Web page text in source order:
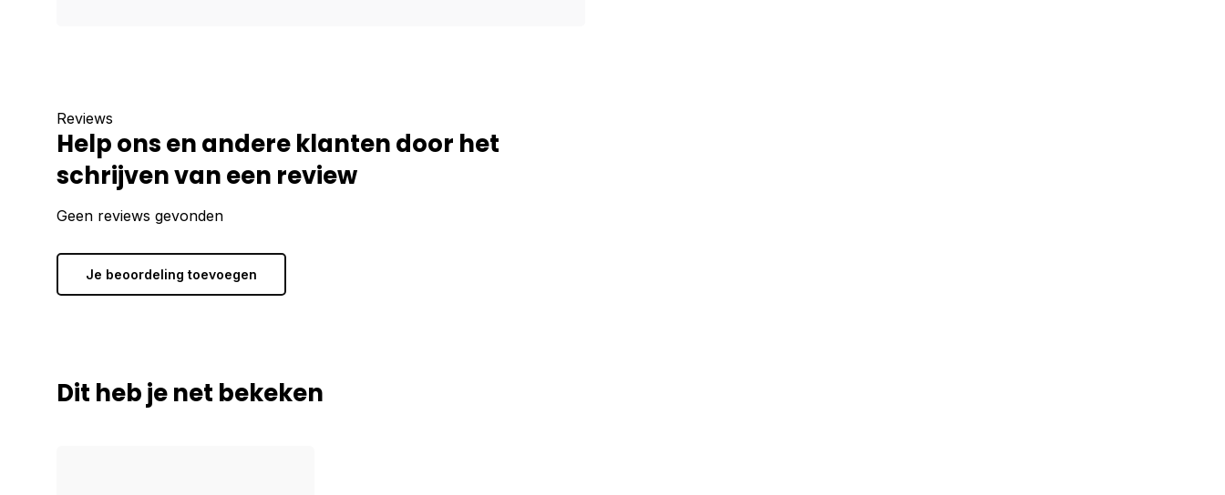
Reviews
Help ons en andere klanten door het
schrijven van een review
Geen reviews gevonden
Je beoordeling toevoegen
Dit heb je net bekeken